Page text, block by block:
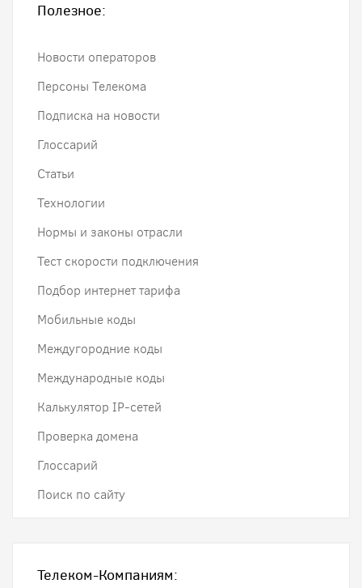
Полезное:
Новости операторов
Персоны Телекома
Подписка на новости
Глоссарий
Статьи
Технологии
Нормы и законы отрасли
Тест скорости подключения
Подбор интернет тарифа
Мобильные коды
Междугородние коды
Международные коды
Калькулятор IP-сетей
Проверка домена
Глоссарий
Поиск по сайту
Телеком-Компаниям: